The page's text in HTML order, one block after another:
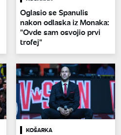
Oglasio se Spanulis
nakon odlaska iz Monaka:
"Ovde sam osvojio prvi
trofej"
KOŠARKA